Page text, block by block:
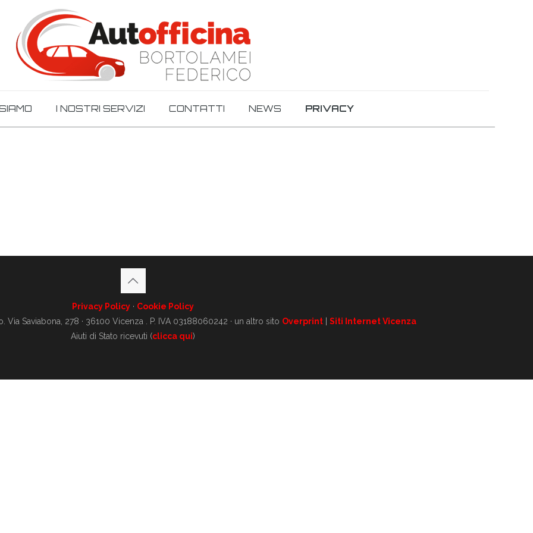
I NOSTRI SERVIZI CONTATTI NEWS PRIVACY
Privacy Policy · Cookie Policy
Saviabona, 278 · 36100 Vicenza . P. IVA 03188060242 · un altro sito Overprint |Siti Internet Vicenza
Aiuti di Stato ricevuti (clicca qui)